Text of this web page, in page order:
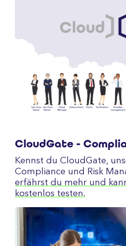
CloudGate -
Kennst du CloudGate,
Compliance und Risk
erfährst du mehr und
kostenlos testen.